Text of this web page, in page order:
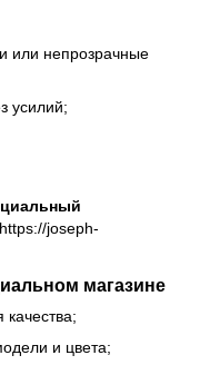
или непрозрачные
усилий;
https://joseph-
магазине
качества;
и цвета;